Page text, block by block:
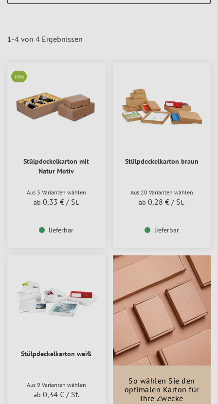
1-4 von 4 Ergebnissen
neu
Stülpdeckelkarton mit
Natur Motiv
Aus 3 Varianten wählen
ab 0,33 € / St.
lieferbar
Stülpdeckelkarton braun
Aus 20 Varianten wählen
ab 0,28 € / St.
lieferbar
Stülpdeckelkarton weiß
Aus 9 Varianten wählen
ab 0,34 € / St.
So wählen Sie den
optimalen Karton für
Ihre Zwecke